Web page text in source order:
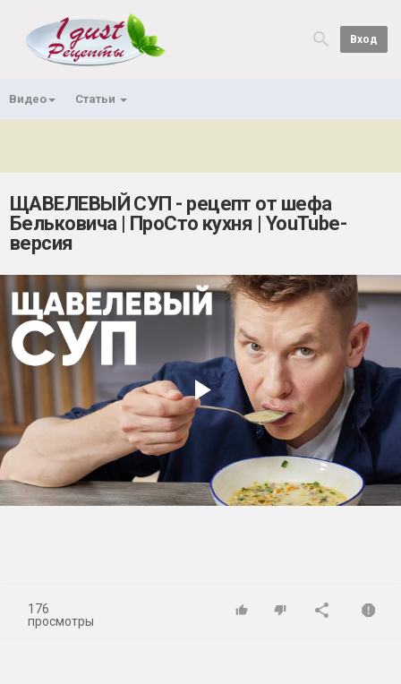
Вход
Видео Статьи
ЩАВЕЛЕВЫЙ СУП - рецепт от шефа
Бельковича | ПроСто кухня | YouTube-
версия
Play
Video
176
просмотры